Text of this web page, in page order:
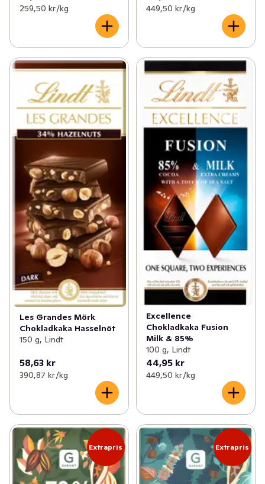
259,50 kr /kg 449,50 kr /kg
Les Grandes Mörk
Chokladkaka Hasselnöt
150 g, Lindt
58,63 kr
390,87 kr /kg
Excellence
Chokladkaka Fusion
Milk & 85%
100 g, Lindt
44,95 kr
449,50 kr /kg
Extrapris Extrapris